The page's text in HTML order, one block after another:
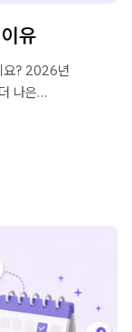
유
요? 2026년
나은